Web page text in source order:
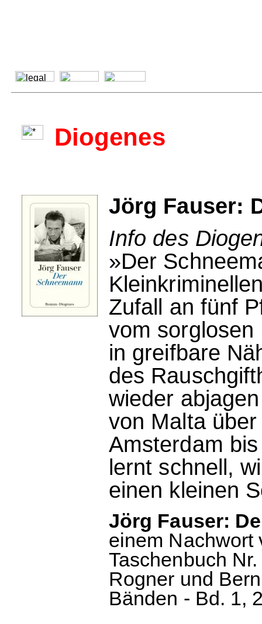
Diogenes
Jörg Fauser:
Info des
»Der
Zufall an fünf
vom
in greifbare
des
wieder
von Malta
Amsterdam
lernt schnell,
einen kleinen
Jörg Fauser:
einem Nachwort
Taschenbuch
Rogner und
Bänden - Bd. 1,